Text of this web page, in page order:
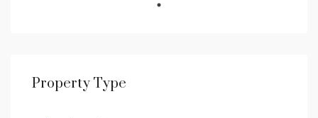
Property Type